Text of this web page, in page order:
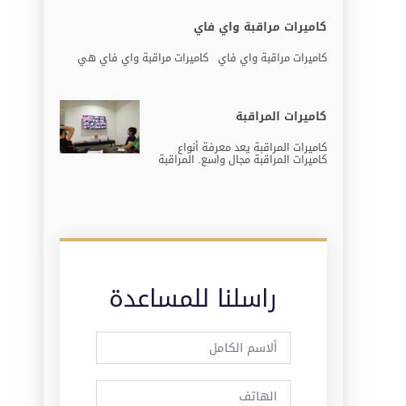
كاميرات مراقبة واي فاي
كاميرات مراقبة واي فاي كاميرات مراقبة واي فاي هي
كاميرات المراقبة
كاميرات المراقبة يعد معرفة أنواع
كاميرات المراقبة مجال واسع. المراقبة
راسلنا للمساعدة